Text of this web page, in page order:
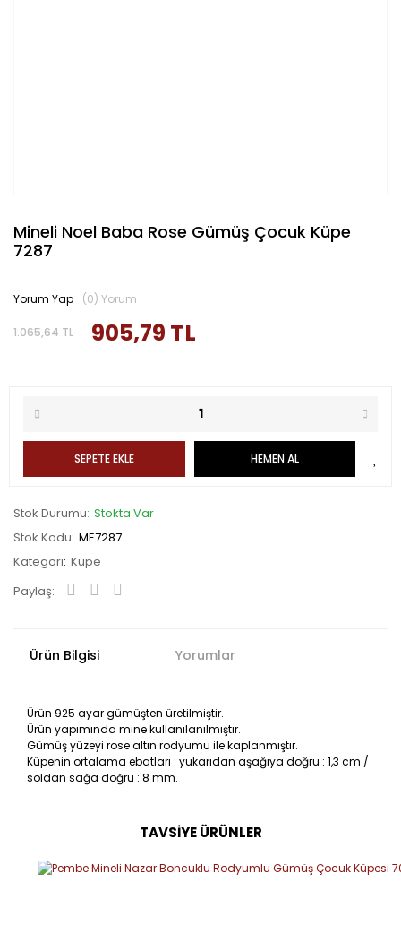
Mineli Noel Baba Rose Gümüş Çocuk Küpe
7287
1.065,64 TL 905,79 TL
Yorum Yap (0) Yorum
SEPETE EKLE HEMEN AL
Stok Durumu Stokta Var
Stok Kodu ME7287
Kategori Küpe
Paylaş:
Ürün Bilgisi Yorumlar
Ürün 925 ayar gümüşten üretilmiştir.
Ürün yapımında mine kullanılanılmıştır.
Gümüş yüzeyi rose altın rodyumu ile kaplanmıştır.
Küpenin ortalama ebatları : yukarıdan aşağıya doğru : 1,3 cm /
soldan sağa doğru : 8 mm.
TAVSİYE ÜRÜNLER